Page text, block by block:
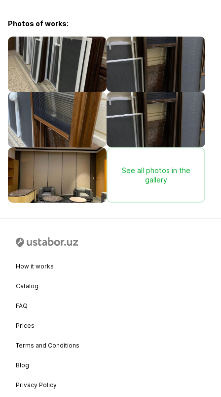
Photos of works:
See all photos in the
gallery
How it works
Catalog
FAQ
Prices
Terms and Conditions
Blog
Privacy Policy